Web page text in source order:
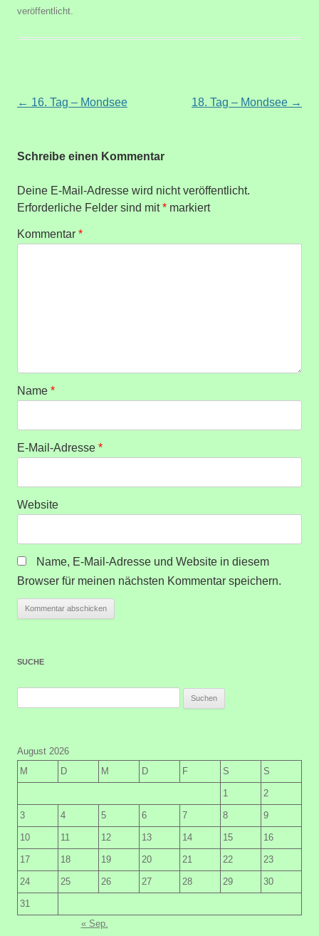
veröffentlicht.
Beitragsnavigation
← 16. Tag – Mondsee 18. Tag – Mondsee →
Schreibe einen Kommentar
Deine E-Mail-Adresse wird nicht veröffentlicht.
Erforderliche Felder sind mit* markiert
Kommentar *
Name *
E-Mail-Adresse *
Website
Name, E-Mail-Adresse und Website in diesem
Browser für meinen nächsten Kommentar speichern.
SUCHE
August 2026
M
D M D F S S
1 2
3 4 5 6 7 8 9
10 11 12 13 14 15 16
17 18 19 20 21 22 23
24 25 26 27 28 29 30
31
« Sep.